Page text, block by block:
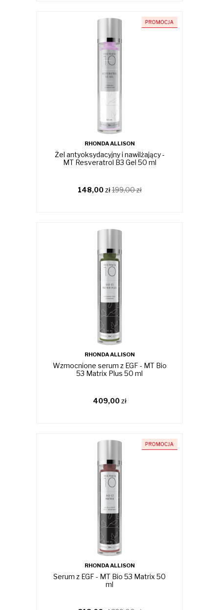
RHONDA ALLISON
Żel antyoksydacyjny i nawilżający -
MT Resveratrol B3 Gel 50 ml
148,00zł199,00zł
RHONDA ALLISON
Wzmocnione serum z EGF - MT Bio
53 Matrix Plus 50 ml
409,00zł
RHONDA ALLISON
Serum z EGF - MT Bio 53 Matrix 50
ml